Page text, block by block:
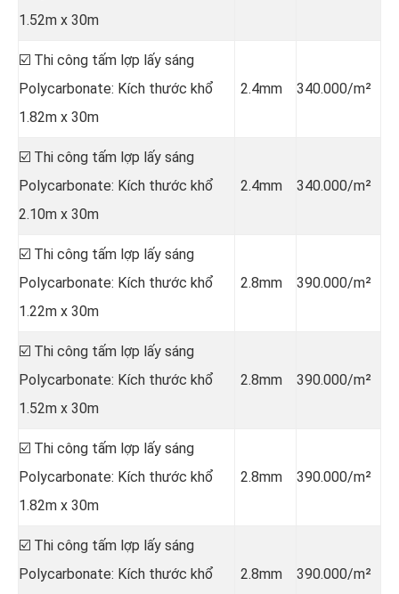
1.52m x 30m
☑️ Thi công tấm lợp lấy sáng
Polycarbonate: Kích thước khổ
1.82m x 30m
2.4mm 340.000/m²
☑️ Thi công tấm lợp lấy sáng
Polycarbonate: Kích thước khổ
2.10m x 30m
2.4mm 340.000/m²
☑️ Thi công tấm lợp lấy sáng
Polycarbonate: Kích thước khổ
1.22m x 30m
2.8mm 390.000/m²
☑️ Thi công tấm lợp lấy sáng
Polycarbonate: Kích thước khổ
1.52m x 30m
2.8mm 390.000/m²
☑️ Thi công tấm lợp lấy sáng
Polycarbonate: Kích thước khổ
1.82m x 30m
2.8mm 390.000/m²
☑️ Thi công tấm lợp lấy sáng
Polycarbonate: Kích thước khổ
2.8mm 390.000/m²